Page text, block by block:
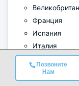
Позвоните
Нам
Франция
Испания
Италия
Остальная
Азиатско-
Китай